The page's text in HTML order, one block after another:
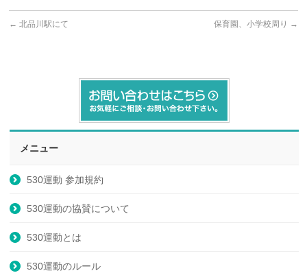
← 北品川駅にて 保育園、小学校周り →
メニュー
530運動 参加規約
530運動の協賛について
530運動とは
530運動のルール